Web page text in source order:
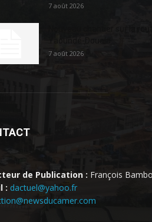
7 août 2026
7 août 2026
de Publication : François
: dactuel@yahoo.fr